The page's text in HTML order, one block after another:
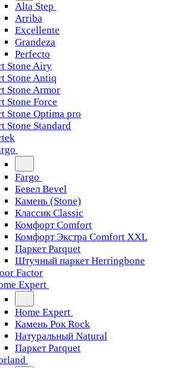
Alta Step
Arriba
Excellente
Grandeza
Perfecto
Stone Airy
Stone Antiq
Stone Armor
Stone Force
Stone Optima pro
Stone Standard
Fargo
Бевел Bevel
Камень (Stone)
Классик Classic
Комфорт Comfort
Комфорт Экстра Comfort XXL
Паркет Parquet
Штучный паркет Herringbone
Factor
Expert
Home Expert
Камень Рок Rock
Натуральный Natural
Паркет Parquet